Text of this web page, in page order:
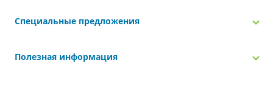
Специальные предложения
Полезная информация